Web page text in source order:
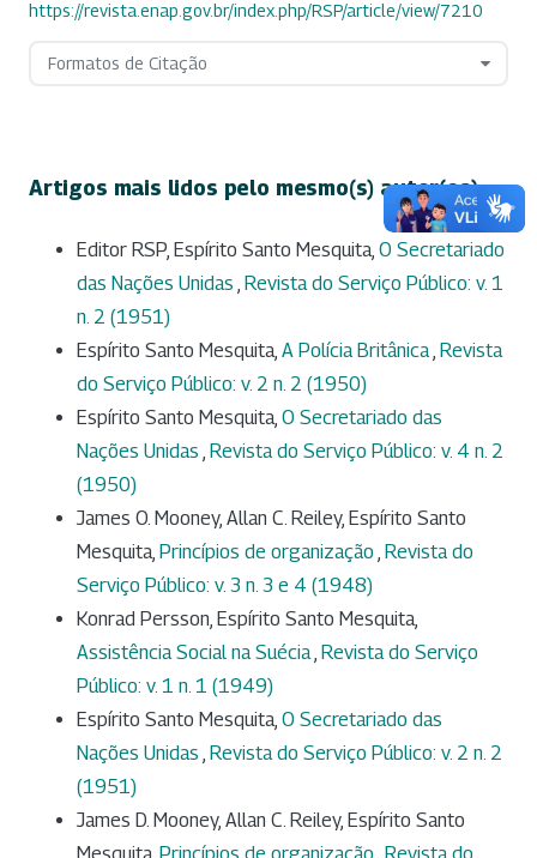
https://revista.enap.gov.br/index.php/RSP/article/view/7210
Formatos de Citação
Artigos mais lidos pelo mesmo(s) autor(es)
Editor RSP, Espírito Santo Mesquita, O Secretariado
das Nações Unidas Revista do Serviço Público: v. 1
n. 2 (1951)
Espírito Santo Mesquita, A Polícia Britânica Revista
do Serviço Público: v. 2 n. 2 (1950)
Espírito Santo Mesquita, O Secretariado das
Nações Unidas Revista do Serviço Público: v. 4 n. 2
(1950)
James O. Mooney, Allan C. Reiley, Espírito Santo
Mesquita, Princípios de organização Revista do
Serviço Público: v. 3 n. 3 e 4 (1948)
Konrad Persson, Espírito Santo Mesquita,
Assistência Social na Suécia Revista do Serviço
Público: v. 1 n. 1 (1949)
Espírito Santo Mesquita, O Secretariado das
Nações Unidas Revista do Serviço Público: v. 2 n. 2
(1951)
James D. Mooney, Allan C. Reiley, Espírito Santo
Mesquita, Princípios de organização Revista do